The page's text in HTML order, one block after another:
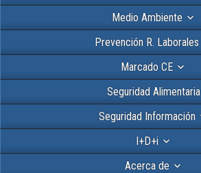
Medio Ambiente
Prevención R. Laborales
Marcado CE
Seguridad Alimentaria
Seguridad Información
I+D+i
Acerca de